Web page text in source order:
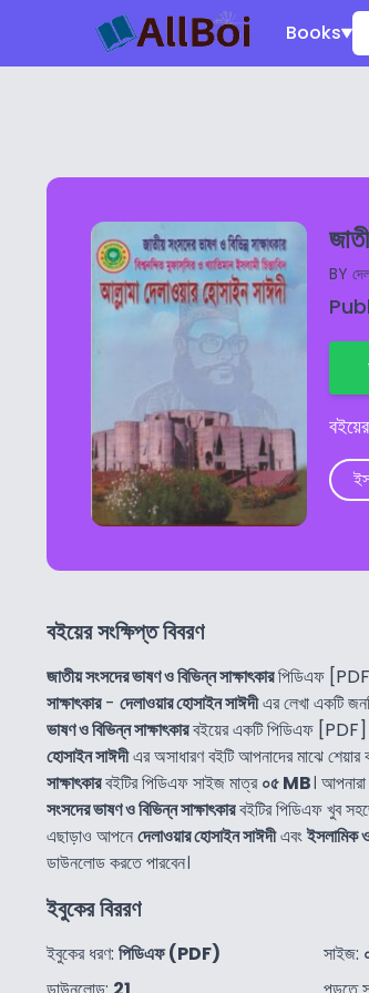
Books
BY
বইয়ের সংক্ষিপ্ত বিবরণ
জাতীয় সংসদের ভাষণ ও বিভিন্ন সাক্ষাৎকারপিডিএফ [PDF]
সাক্ষাৎকার- দেলাওয়ার হোসাইন সাঈদীএর লেখা একটি
ভাষণ ও বিভিন্ন সাক্ষাৎকারবইয়ের একটি পিডিএফ [PDF]
হোসাইন সাঈদীএর অসাধারণ বইটি আপনাদের মাঝে শেয়ার
সাক্ষাৎকারবইটির পিডিএফ সাইজ মাত্র০৫ MB।
সংসদের ভাষণ ও বিভিন্ন সাক্ষাৎকারবইটির পিডিএফ খুব
এছাড়াও আপনেদেলাওয়ার হোসাইন সাঈদীএবংইসলামিক
ডাউনলোড করতে পারবেন।
ইবুকের বিররণ
ইবুকের ধরণ: পিডিএফ (PDF)
সাইজ: